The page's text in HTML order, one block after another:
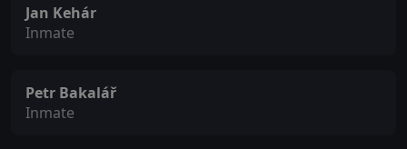
Jan Kehár
Inmate
Petr Bakalář
Inmate